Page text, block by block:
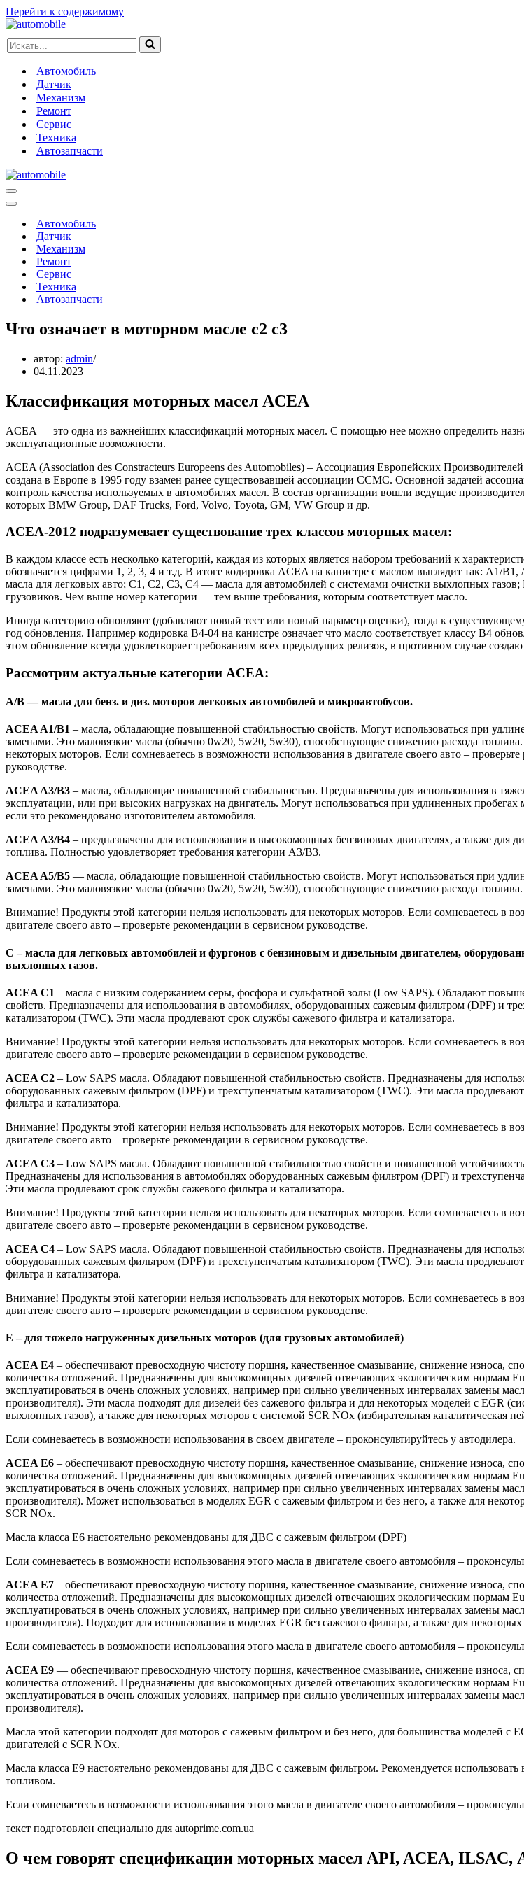
Перейти к содержимому
Искать...
Автомобиль
Датчик
Механизм
Ремонт
Сервис
Техника
Автозапчасти
Меню
навигации
Меню
навигацииАвтомобиль
Датчик
Механизм
Ремонт
Сервис
Техника
Автозапчасти
Что означает в моторном масле с2 с3
автор: admin
04.11.2023
Классификация моторных масел ACEA
ACEA — это одна из важнейших классификаций моторных масел. С помощью нее можно определить
эксплуатационные возможности.
ACEA (Association des Constracteurs Europeens des Automobiles) – Ассоциация Европейских
создана в Европе в 1995 году взамен ранее существовавшей ассоциации ССМС. Основной задачей
контроль качества используемых в автомобилях масел. В состав организации вошли ведущие
которых BMW Group, DAF Trucks, Ford, Volvo, Toyota, GM, VW Group и др.
ACEA-2012 подразумевает существование трех классов моторных масел:
В каждом классе есть несколько категорий, каждая из которых является набором требований к
обозначается цифрами 1, 2, 3, 4 и т.д. В итоге кодировка ACEA на канистре с маслом выглядит так: A1/
масла для легковых авто; C1, C2, C3, C4 — масла для автомобилей с системами очистки выхлопных
грузовиков. Чем выше номер категории — тем выше требования, которым соответствует масло.
Иногда категорию обновляют (добавляют новый тест или новый параметр оценки), тогда к
год обновления. Например кодировка B4-04 на канистре означает что масло соответствует классу B4
этом обновление всегда удовлетворяет требованиям всех предыдущих релизов, в противном случае
Рассмотрим актуальные категории ACEA:
A/B — масла для бенз. и диз. моторов легковых автомобилей и микроавтобусов.
ACEA A1/B1 – масла, обладающие повышенной стабильностью свойств. Могут использоваться при
заменами. Это маловязкие масла (обычно 0w20, 5w20, 5w30), способствующие снижению расхода
некоторых моторов. Если сомневаетесь в возможности использования в двигателе своего авто –
руководстве.
ACEA A3/B3 – масла, обладающие повышенной стабильностью. Предназначены для использования в
эксплуатации, или при высоких нагрузках на двигатель. Могут использоваться при удлиненных пробегах
если это рекомендовано изготовителем автомобиля.
ACEA A3/B4 – предназначены для использования в высокомощных бензиновых двигателях, а также для
топлива. Полностью удовлетворяет требования категории A3/B3.
ACEA A5/B5 — масла, обладающие повышенной стабильностью свойств. Могут использоваться при
заменами. Это маловязкие масла (обычно 0w20, 5w20, 5w30), способствующие снижению расхода топлива.
Внимание! Продукты этой категории нельзя использовать для некоторых моторов. Если сомневаетесь в
двигателе своего авто – проверьте рекомендации в сервисном руководстве.
C – масла для легковых автомобилей и фургонов с бензиновым и дизельным двигателем,
выхлопных газов.
ACEA C1 – масла с низким содержанием серы, фосфора и сульфатной золы (Low SAPS). Обладают
свойств. Предназначены для использования в автомобилях, оборудованных сажевым фильтром (DPF) и
катализатором (TWC). Эти масла продлевают срок службы сажевого фильтра и катализатора.
Внимание! Продукты этой категории нельзя использовать для некоторых моторов. Если сомневаетесь в
двигателе своего авто – проверьте рекомендации в сервисном руководстве.
ACEA C2 – Low SAPS масла. Обладают повышенной стабильностью свойств. Предназначены для
оборудованных сажевым фильтром (DPF) и трехступенчатым катализатором (TWC). Эти масла
фильтра и катализатора.
Внимание! Продукты этой категории нельзя использовать для некоторых моторов. Если сомневаетесь в
двигателе своего авто – проверьте рекомендации в сервисном руководстве.
ACEA C3 – Low SAPS масла. Обладают повышенной стабильностью свойств и повышенной
Предназначены для использования в автомобилях оборудованных сажевым фильтром (DPF) и
Эти масла продлевают срок службы сажевого фильтра и катализатора.
Внимание! Продукты этой категории нельзя использовать для некоторых моторов. Если сомневаетесь в
двигателе своего авто – проверьте рекомендации в сервисном руководстве.
ACEA C4 – Low SAPS масла. Обладают повышенной стабильностью свойств. Предназначены для
оборудованных сажевым фильтром (DPF) и трехступенчатым катализатором (TWC). Эти масла
фильтра и катализатора.
Внимание! Продукты этой категории нельзя использовать для некоторых моторов. Если сомневаетесь в
двигателе своего авто – проверьте рекомендации в сервисном руководстве.
E – для тяжело нагруженных дизельных моторов (для грузовых автомобилей)
ACEA E4 – обеспечивают превосходную чистоту поршня, качественное смазывание, снижение износа,
количества отложений. Предназначены для высокомощных дизелей отвечающих экологическим нормам
эксплуатироваться в очень сложных условиях, например при сильно увеличенных интервалах замены
производителя). Эти масла подходят для дизелей без сажевого фильтра и для некоторых моделей с EGR
выхлопных газов), а также для некоторых моторов с системой SCR NOx (избирательная каталитическая
Если сомневаетесь в возможности использования в своем двигателе – проконсультируйтесь у автодилера.
ACEA E6 – обеспечивают превосходную чистоту поршня, качественное смазывание, снижение износа,
количества отложений. Предназначены для высокомощных дизелей отвечающих экологическим нормам
эксплуатироваться в очень сложных условиях, например при сильно увеличенных интервалах замены
производителя). Может использоваться в моделях EGR с сажевым фильтром и без него, а также для
SCR NOx.
Масла класса E6 настоятельно рекомендованы для ДВС с сажевым фильтром (DPF)
Если сомневаетесь в возможности использования этого масла в двигателе своего автомобиля –
ACEA E7 – обеспечивают превосходную чистоту поршня, качественное смазывание, снижение износа,
количества отложений. Предназначены для высокомощных дизелей отвечающих экологическим нормам
эксплуатироваться в очень сложных условиях, например при сильно увеличенных интервалах замены
производителя). Подходит для использования в моделях EGR без сажевого фильтра, а также для
Если сомневаетесь в возможности использования этого масла в двигателе своего автомобиля –
ACEA E9 — обеспечивают превосходную чистоту поршня, качественное смазывание, снижение износа,
количества отложений. Предназначены для высокомощных дизелей отвечающих экологическим нормам
эксплуатироваться в очень сложных условиях, например при сильно увеличенных интервалах замены
производителя).
Масла этой категории подходят для моторов с сажевым фильтром и без него, для большинства моделей с
двигателей с SCR NOx.
Масла класса E9 настоятельно рекомендованы для ДВС с сажевым фильтром. Рекомендуется использовать
топливом.
Если сомневаетесь в возможности использования этого масла в двигателе своего автомобиля –
текст подготовлен специально для autoprime.com.ua
О чем говорят спецификации моторных масел API, ACEA, ILSAC,